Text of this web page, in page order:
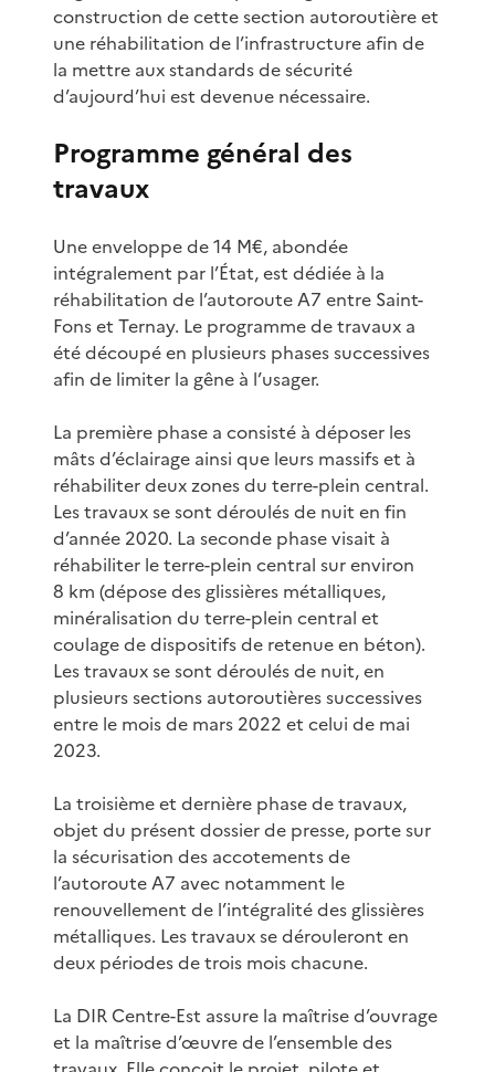
construction de cette section autoroutière et
une réhabilitation de l’infrastructure afin de
la mettre aux standards de sécurité
d’aujourd’hui est devenue nécessaire.
Programme général des
travaux
Une enveloppe de 14 M€, abondée
intégralement par l’État, est dédiée à la
réhabilitation de l’autoroute A7 entre Saint-
Fons et Ternay. Le programme de travaux a
été découpé en plusieurs phases successives
afin de limiter la gêne à l’usager.
La première phase a consisté à déposer les
mâts d’éclairage ainsi que leurs massifs et à
réhabiliter deux zones du terre-plein central.
Les travaux se sont déroulés de nuit en fin
d’année 2020. La seconde phase visait à
réhabiliter le terre-plein central sur environ
8 km (dépose des glissières métalliques,
minéralisation du terre-plein central et
coulage de dispositifs de retenue en béton).
Les travaux se sont déroulés de nuit, en
plusieurs sections autoroutières successives
entre le mois de mars 2022 et celui de mai
2023.
La troisième et dernière phase de travaux,
objet du présent dossier de presse, porte sur
la sécurisation des accotements de
l’autoroute A7 avec notamment le
renouvellement de l’intégralité des glissières
métalliques. Les travaux se dérouleront en
deux périodes de trois mois chacune.
La DIR Centre-Est assure la maîtrise d’ouvrage
et la maîtrise d’œuvre de l’ensemble des